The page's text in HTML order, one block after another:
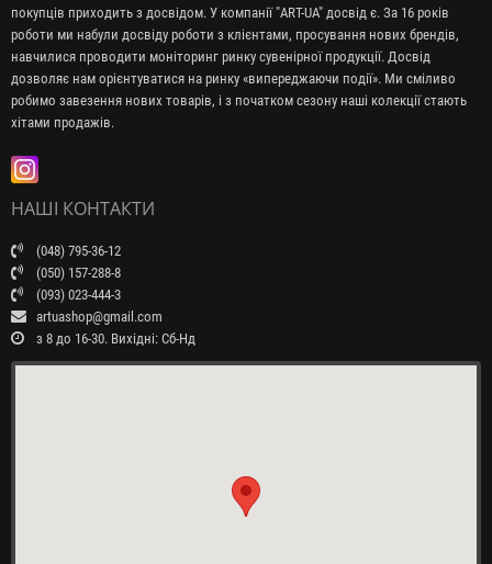
покупців приходить з досвідом. У компанії "ART-UA" досвід є. За 16 років
роботи ми набули досвіду роботи з клієнтами, просування нових брендів,
навчилися проводити моніторинг ринку сувенірної продукції. Досвід
дозволяє нам орієнтуватися на ринку «випереджаючи події». Ми сміливо
робимо завезення нових товарів, і з початком сезону наші колекції стають
хітами продажів.
НАШІ КОНТАКТИ
(048) 795-36-12
(050) 157-288-8
(093) 023-444-3
artuashop@gmail.com
з 8 до 16-30. Вихідні: Сб-Нд